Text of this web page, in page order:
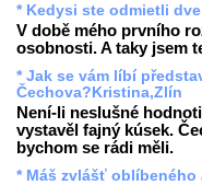
* Kedysi ste odmietli
V době mého prvního
osobnosti. A taky jsem
* Jak se vám líbí
Čechova?Kristina,Zlín
Není-li neslušné
vystavěl fajný kúsek.
bychom se rádi měli.
* Máš zvlášť